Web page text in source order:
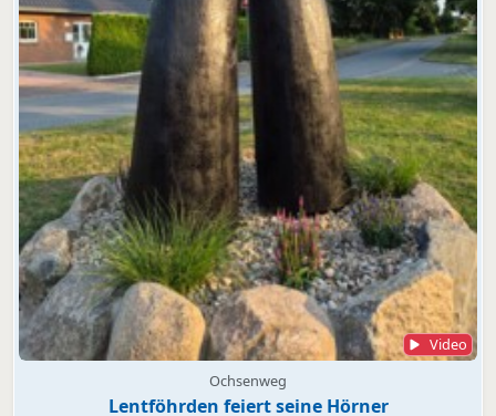
Video
Ochsenweg
Lentföhrden feiert seine Hörner